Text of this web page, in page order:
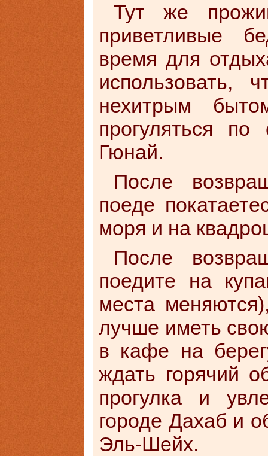
Тут же
приветливые
время для
использовать,
нехитрым
прогуляться
Гюнай.
После
поеде
моря и на
После
поедите на
места
лучше иметь
в кафе на
ждать горячий
прогулка и
городе Дахаб и
Эль-Шейх.